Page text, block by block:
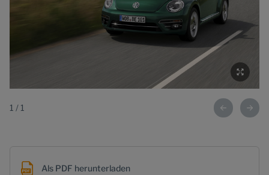
1 / 1
Als PDF herunterladen